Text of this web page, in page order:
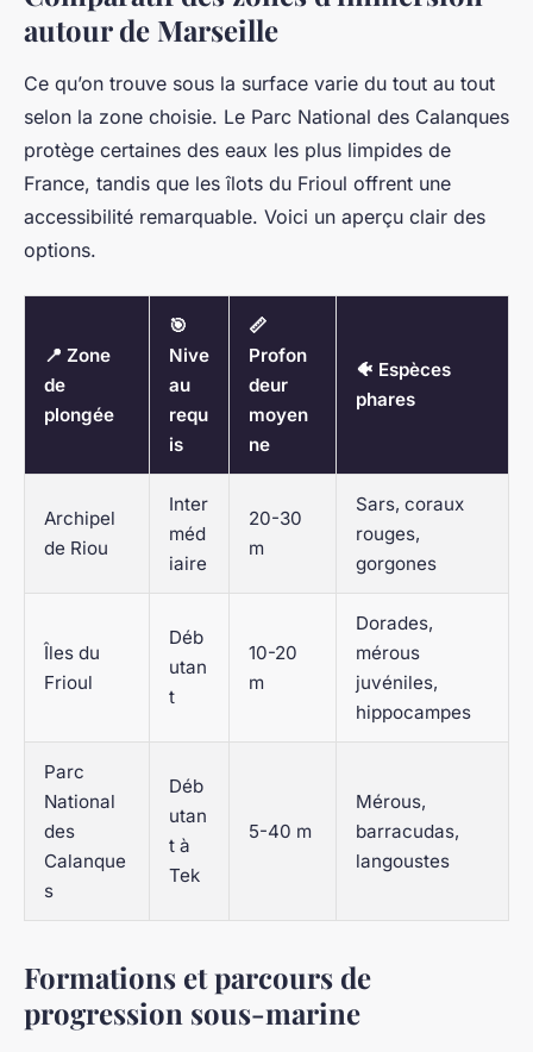
autour de Marseille
Ce qu’on trouve sous la surface varie du tout au tout
selon la zone choisie. Le Parc National des Calanques
protège certaines des eaux les plus limpides de
France, tandis que les îlots du Frioul offrent une
accessibilité remarquable. Voici un aperçu clair des
options.
📍 Zone
de
plongée
🎯
Nive
au
requ
is
📏
Profon
deur
moyen
ne
🐠 Espèces
phares
Archipel
de Riou
Inter
méd
iaire
20-30
m
Sars, coraux
rouges,
gorgones
Îles du
Frioul
Déb
utan
t
10-20
m
Dorades,
mérous
juvéniles,
hippocampes
Parc
National
des
Calanque
s
Déb
utan
t à
Tek
5-40 m
Mérous,
barracudas,
langoustes
Formations et parcours de
progression sous-marine